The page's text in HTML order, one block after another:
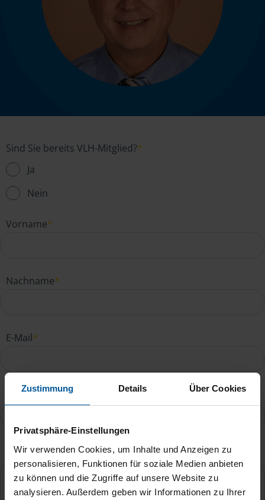
Zustimmung Details Über Cookies
Privatsphäre-Einstellungen
Wir verwenden Cookies, um Inhalte und Anzeigen zu
personalisieren, Funktionen für soziale Medien anbieten
zu können und die Zugriffe auf unsere Website zu
analysieren. Außerdem geben wir Informationen zu Ihrer
Sind Sie bereits VLH-Mitglied?*
Ja
Nein
Vorname*
Nachname*
E-Mail*
Telefonnummer
Ihre Nachricht an Michael Posingies*